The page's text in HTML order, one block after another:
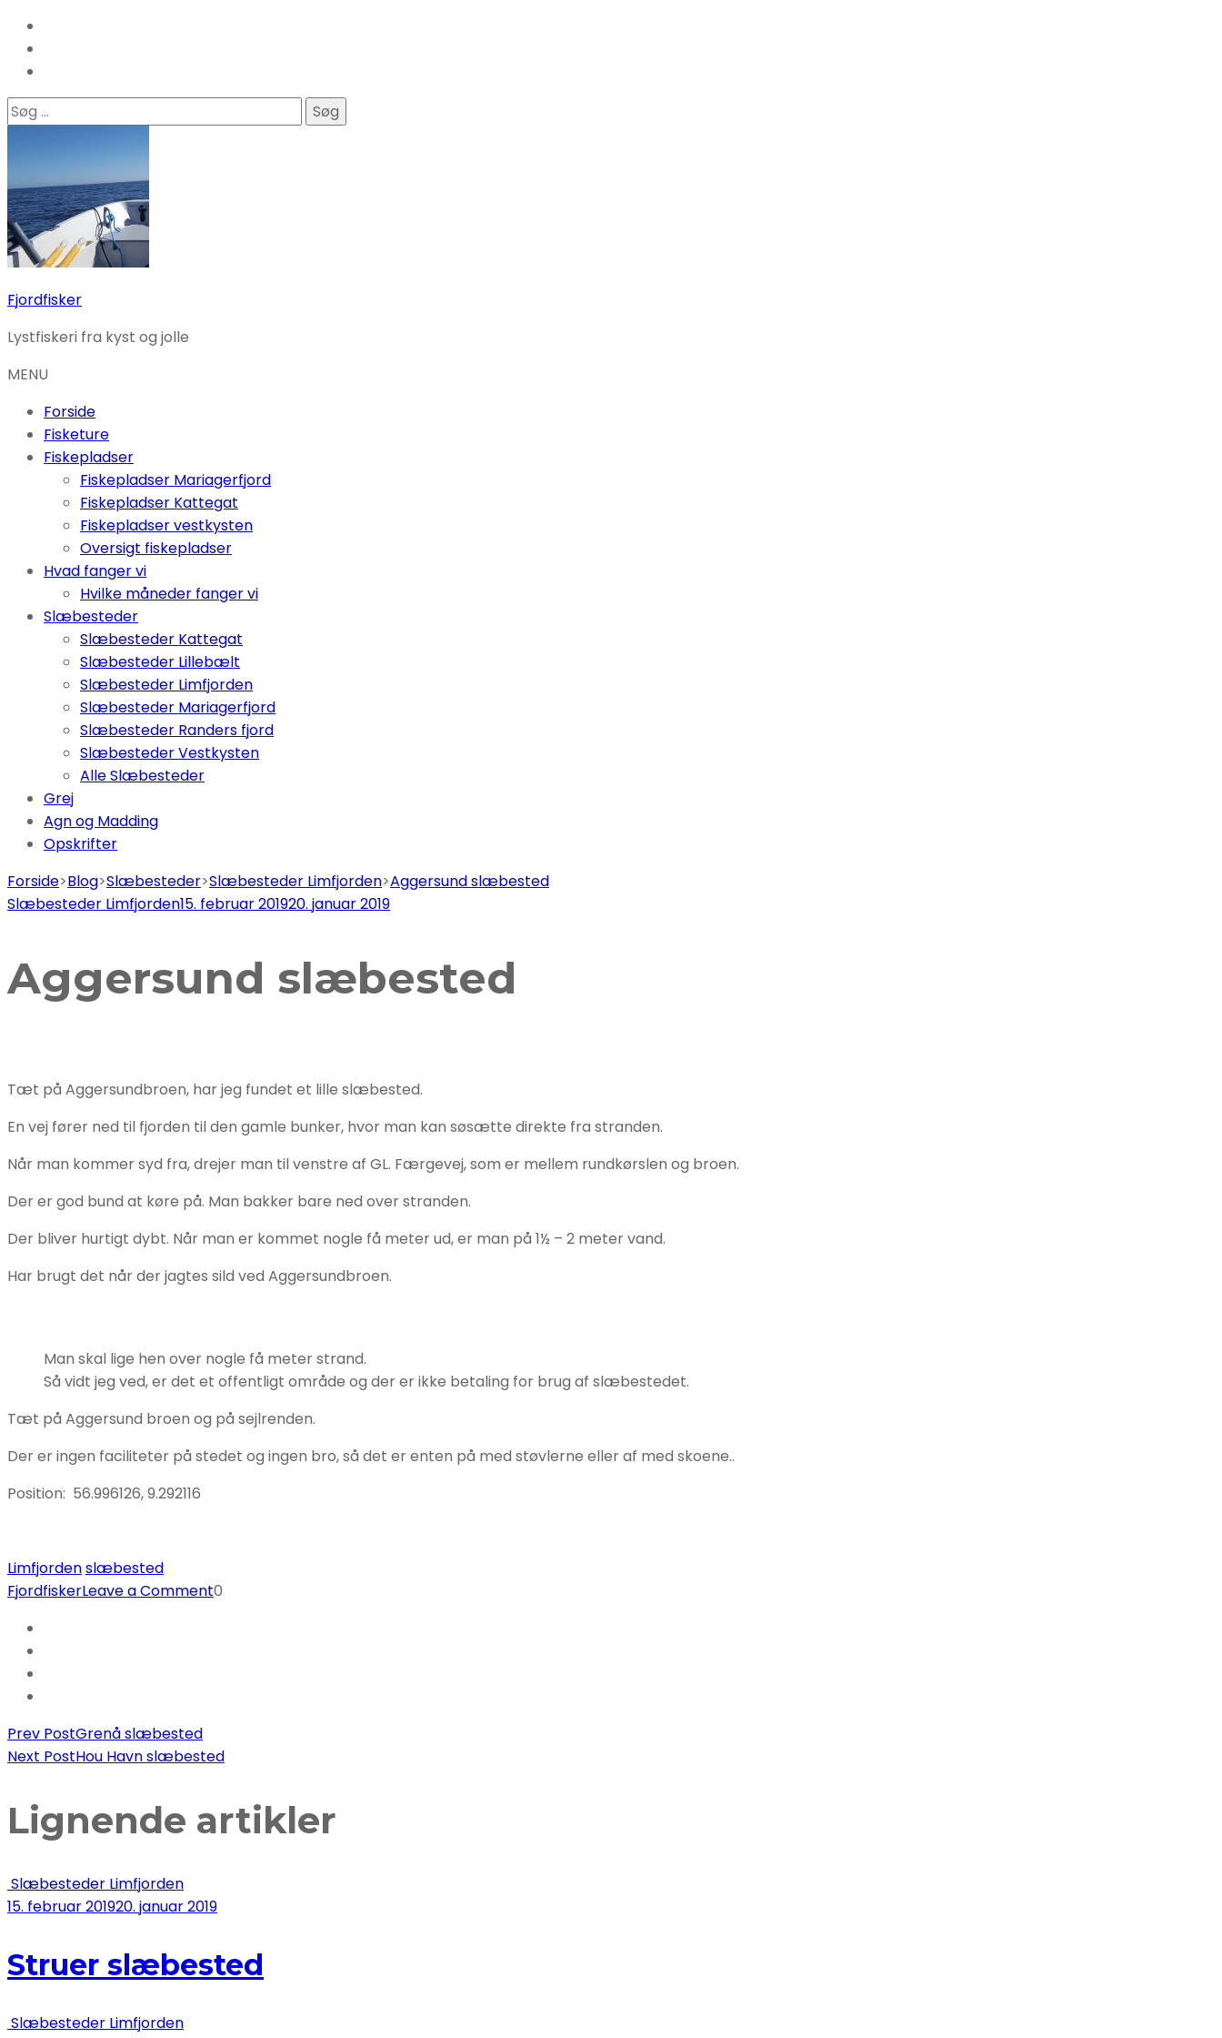
Søg
efter:
Fjordfisker
Lystfiskeri fra kyst og jolle
MENU
Forside
Fisketure
Fiskepladser
Fiskepladser Mariagerfjord
Fiskepladser Kattegat
Fiskepladser vestkysten
Oversigt fiskepladser
Hvad fanger vi
Hvilke måneder fanger vi
Slæbesteder
Slæbesteder Kattegat
Slæbesteder Lillebælt
Slæbesteder Limfjorden
Slæbesteder Mariagerfjord
Slæbesteder Randers fjord
Slæbesteder Vestkysten
Alle Slæbesteder
Grej
Agn og Madding
Opskrifter
Forside>Blog>Slæbesteder>Slæbesteder Limfjorden>Aggersund slæbested
Slæbesteder Limfjorden15. februar 201920. januar 2019
Aggersund slæbested
Tæt på Aggersundbroen, har jeg fundet et lille slæbested.
En vej fører ned til fjorden til den gamle bunker, hvor man kan søsætte direkte fra stranden.
Når man kommer syd fra, drejer man til venstre af GL. Færgevej, som er mellem rundkørslen og broen.
Der er god bund at køre på. Man bakker bare ned over stranden.
Der bliver hurtigt dybt. Når man er kommet nogle få meter ud, er man på 1½ – 2 meter vand.
Har brugt det når der jagtes sild ved Aggersundbroen.
Man skal lige hen over nogle få meter strand.
Så vidt jeg ved, er det et offentligt område og der er ikke betaling for brug af slæbestedet.
Tæt på Aggersund broen og på sejlrenden.
Der er ingen faciliteter på stedet og ingen bro, så det er enten på med støvlerne eller af med skoene..
Position: 56.996126, 9.292116
Limfjordenslæbested
FjordfiskerLeave a Commenton
0
Post
Prev PostGrenå slæbested
Next PostHou Havn slæbested
Lignende artikler
Slæbesteder Limfjorden
15. februar 201920. januar 2019
Struer slæbested
Slæbesteder Limfjorden